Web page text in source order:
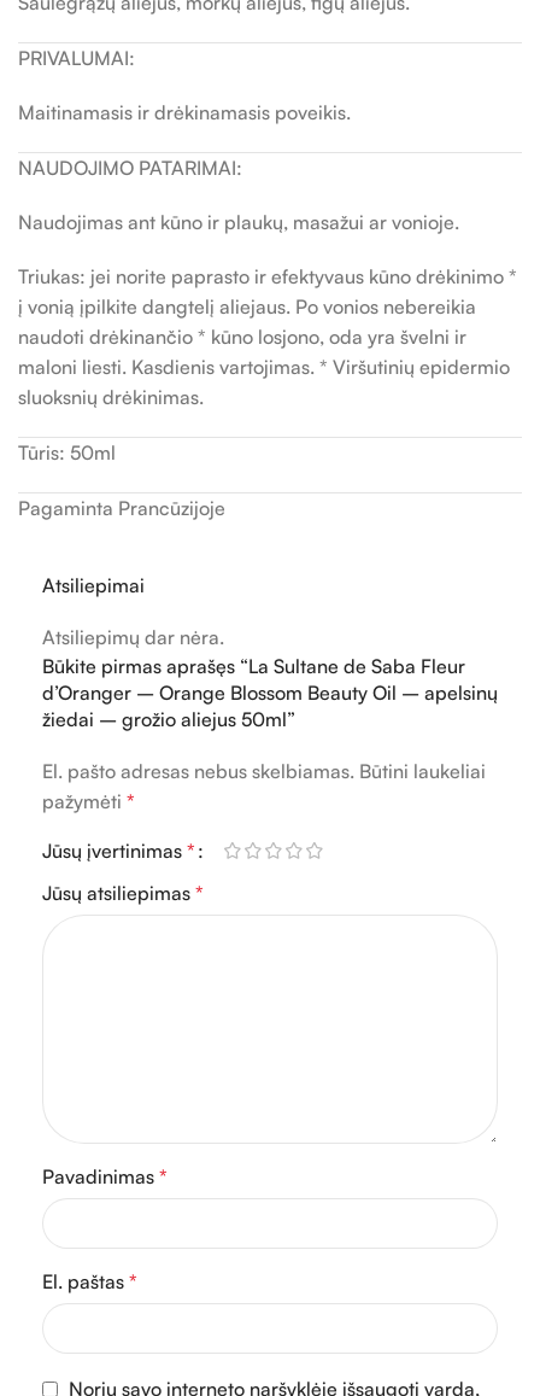
PRIVALUMAI:
Maitinamasis ir drėkinamasis poveikis.
NAUDOJIMO PATARIMAI:
Naudojimas ant kūno ir plaukų, masažui ar vonioje.
Triukas: jei norite paprasto ir efektyvaus kūno drėkinimo *
į vonią įpilkite dangtelį aliejaus. Po vonios nebereikia
naudoti drėkinančio * kūno losjono, oda yra švelni ir
maloni liesti. Kasdienis vartojimas. * Viršutinių epidermio
sluoksnių drėkinimas.
Tūris: 50ml
Pagaminta Prancūzijoje
Atsiliepimai
Atsiliepimų dar nėra.
Būkite pirmas aprašęs “La Sultane de Saba Fleur
d’Oranger – Orange Blossom Beauty Oil – apelsinų
žiedai – grožio aliejus 50ml”
El. pašto adresas nebus skelbiamas. Būtini laukeliai
pažymėti *
Jūsų įvertinimas *
Jūsų atsiliepimas *
Pavadinimas *
El. paštas *
Noriu savo interneto naršyklėje išsaugoti vardą,